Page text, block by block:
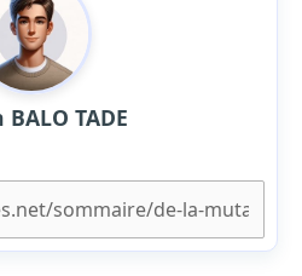
BALO TADE